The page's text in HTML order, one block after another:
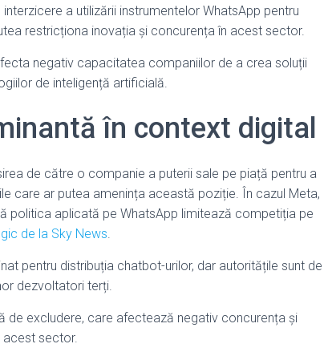
a utilizării instrumentelor WhatsApp pentru
restricționa inovația și concurența în acest sector.
negativ capacitatea companiilor de a crea soluții
de inteligență artificială.
în context digital
de către o companie a puterii sale pe piață pentru a
care ar putea amenința această poziție. În cazul Meta,
politica aplicată pe WhatsApp limitează competiția pe
de la Sky News.
pentru distribuția chatbot-urilor, dar autoritățile sunt de
dezvoltatori terți.
excludere, care afectează negativ concurența și
acest sector.